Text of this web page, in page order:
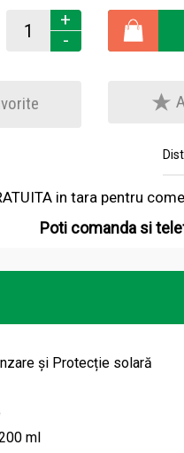
+
-
in tara pentru
Poti comanda si
și Protecție solară
ml